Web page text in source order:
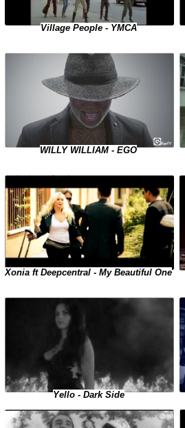
Village People - YMCA
WILLY WILLIAM - EGO
Xonia ft Deepcentral - My Beautiful One
Yello - Dark Side